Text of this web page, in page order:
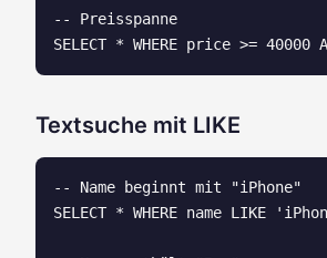
-- Preisspanne
Textsuche mit LIKE
-- Name beginnt mit "iPhone"
SELECT * WHERE name LIKE